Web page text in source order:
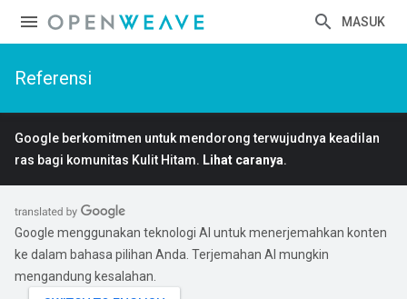
MASUK
Referensi
Google berkomitmen untuk mendorong terwujudnya keadilan
ras bagi komunitas Kulit Hitam. Lihat caranya.
Google menggunakan teknologi AI untuk menerjemahkan konten
ke dalam bahasa pilihan Anda. Terjemahan AI mungkin
mengandung kesalahan.